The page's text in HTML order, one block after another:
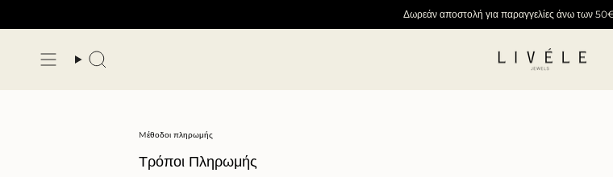
Δωρεάν αποστολή για παραγγελίες άνω των
Αναζήτηση
Mέθοδοι πληρωμής
Τρόποι Πληρωμής